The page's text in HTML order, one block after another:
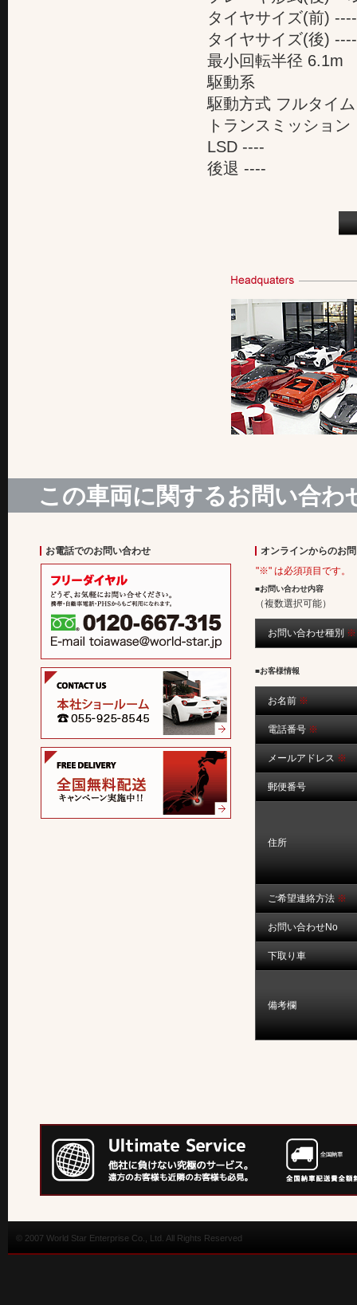
タイヤサイズ(前) ----
タイヤサイズ(後) ----
最小回転半径 6.1m
駆動系
駆動方式 フルタイ
トランスミッション
LSD ----
後退 ----
この車両に関するお問い合わ
お電話でのお問い合わせ
オンラインからのお
"※" は必須項目です。
■お問い合わせ内容
（複数選択可能）
お問い合わせ種別 ※
■お客様情報
お名前 ※
電話番号 ※
メールアドレス ※
郵便番号
住所
ご希望連絡方法 ※
お問い合わせNo
下取り車
備考欄
© 2007 World Star Enterprise Co., Ltd. All Rights Reserved